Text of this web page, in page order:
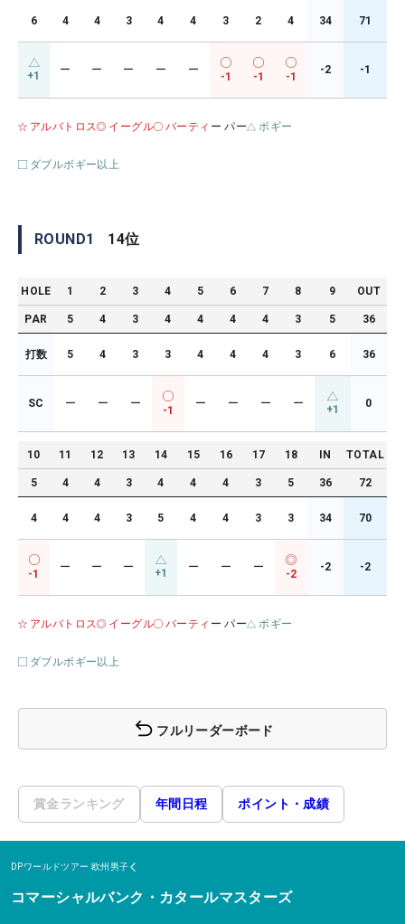
6 4 4 3 4 4 3 2 4 34 71
+1 ー ー ー ー ー
-1 -1 -1
-2 -1
アルバトロス イーグル バーティ ー パー ボギー
ダブルボギー以上
ROUND1 14位
HOLE 1 2 3 4 5 6 7 8 9 OUT
PAR 5 4 3 4 4 4 4 3 5 36
打数 5 4 3 3 4 4 4 3 6 36
SC ー ー ー
-1
ー ー ー ー +1 0
10 11 12 13 14 15 16 17 18 IN TOTAL
5 4 4 3 4 4 4 3 5 36 72
4 4 4 3 5 4 4 3 3 34 70
-1
ー ー ー +1 ー ー ー
-2
-2 -2
アルバトロス イーグル バーティ ー パー ボギー
ダブルボギー以上
フルリーダーボード
賞金ランキング 年間日程 ポイント・成績
DPワールドツアー 欧州男子
コマーシャルバンク・カタールマスターズ